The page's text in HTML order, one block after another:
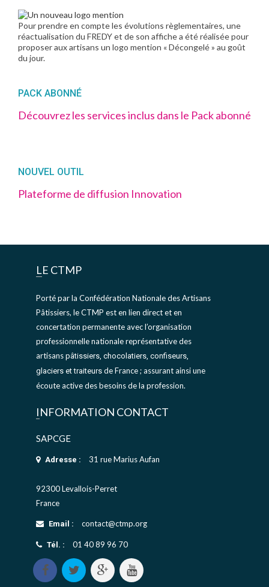
Pour prendre en compte les évolutions règlementaires, une
réactualisation du FREDY et de son affiche a été réalisée pour
proposer aux artisans un logo mention « Décongelé » au goût
du jour.
PACK ABONNÉ
Découvrez les services inclus dans le Pack abonné
NOUVEL OUTIL
Plateforme de diffusion Innovation
LE CTMP
Porté par la Confédération Nationale des Artisans
Pâtissiers, le CTMP est en lien direct et en
concertation permanente avec l’organisation
professionnelle nationale représentative des
artisans pâtissiers, chocolatiers, confiseurs,
glaciers et traiteurs de France ; assurant ainsi une
écoute active des besoins de la profession.
INFORMATION CONTACT
SAPCGE
Adresse : 31 rue Marius Aufan
92300 Levallois-Perret
France
Email : contact@ctmp.org
Tél. : 01 40 89 96 70